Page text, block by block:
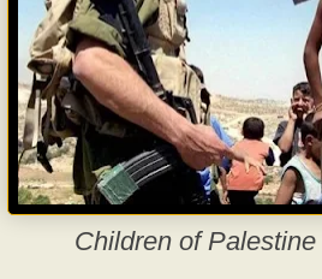
Children of